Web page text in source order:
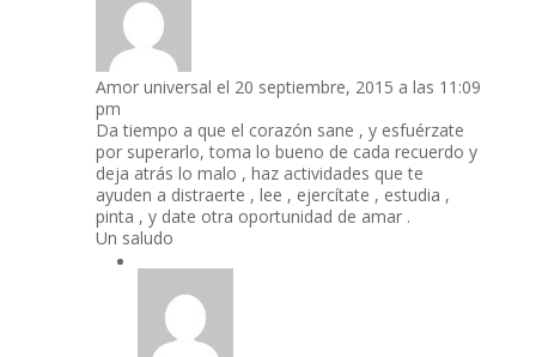
Amor universal el 20 septiembre, 2015 a las 11:09
pm
Da tiempo a que el corazón sane , y esfuérzate
por superarlo, toma lo bueno de cada recuerdo y
deja atrás lo malo , haz actividades que te
ayuden a distraerte , lee , ejercítate , estudia ,
pinta , y date otra oportunidad de amar .
Un saludo